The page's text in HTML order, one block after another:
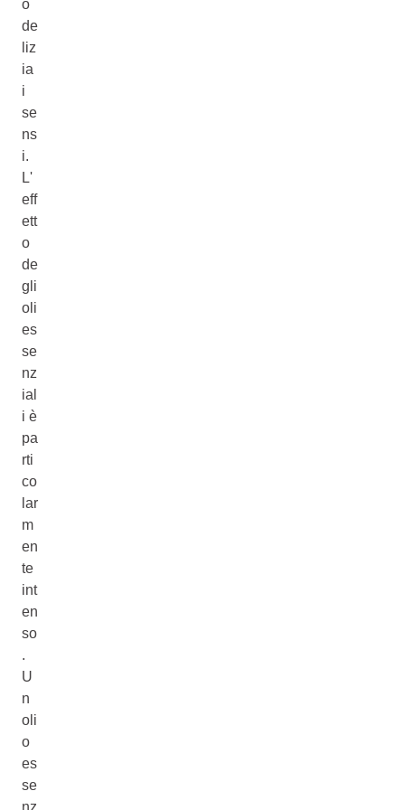
o
de
liz
ia
i
se
ns
i.
L'
eff
ett
o
de
gli
oli
es
se
nz
ial
i è
pa
rti
co
lar
m
en
te
int
en
so
.
U
n
oli
o
es
se
nz